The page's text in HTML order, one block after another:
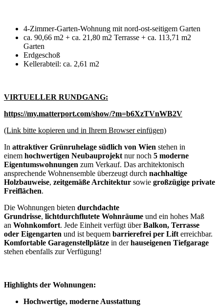
4-Zimmer-Garten-Wohnung mit nord-ost-seitigem Garten
ca. 90,66 m2 + ca. 21,80 m2 Terrasse + ca. 113,71 m2
Garten
Erdgeschoß
Kellerabteil: ca. 2,61 m2
VIRTUELLER RUNDGANG:
https://my.matterport.com/show/?m=b6XzTVnWB2V
(Link bitte kopieren und in Ihrem Browser einfügen)
In attraktiver Grünruhelage südlich von Wien stehen in
einem hochwertigen Neubauprojekt nur noch 5 moderne
Eigentumswohnungen zum Verkauf. Das architektonisch
ansprechende Wohnensemble überzeugt durch nachhaltige
Holzbauweise, zeitgemäße Architektur sowie großzügige private
Freiflächen.
Die Wohnungen bieten durchdachte
Grundrisse, lichtdurchflutete Wohnräume und ein hohes Maß
an Wohnkomfort. Jede Einheit verfügt überBalkon, Terrasse
oder Eigengarten und ist bequem barrierefrei per Lift erreichbar.
Komfortable Garagenstellplätze in derhauseigenen Tiefgarage
stehen ebenfalls zur Verfügung!
Highlights der Wohnungen:
Hochwertige, moderne Ausstattung